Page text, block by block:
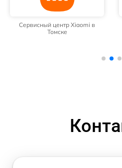
Сервисный центр Xiaomi в
Томске